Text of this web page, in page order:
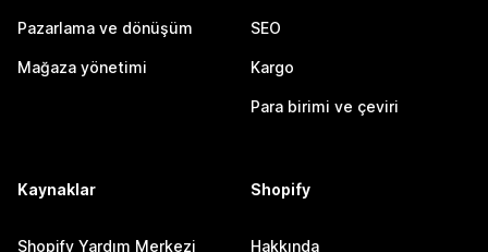
Pazarlama ve dönüşüm
Mağaza yönetimi
SEO
Kargo
Para birimi ve çeviri
Kaynaklar
Shopify Yardım Merkezi
Shopify
Hakkında